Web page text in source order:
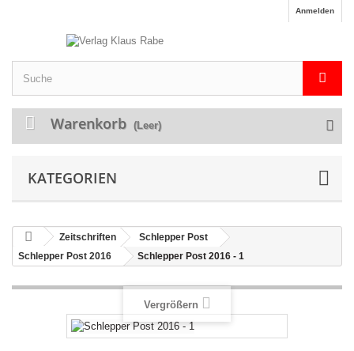
Anmelden
Warenkorb (Leer)
KATEGORIEN
Zeitschriften
Schlepper Post
Schlepper Post 2016
Schlepper Post 2016 - 1
Vergrößern